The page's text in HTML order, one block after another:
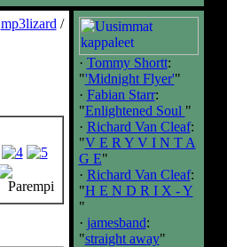
mp3lizard /
· Tommy Shortt:
"'Midnight Flyer'"
· Fabian Starr:
"Enlightened Soul "
· Richard Van Cleaf:
"V E R Y V I N T A
G E"
· Richard Van Cleaf:
"H E N D R I X - Y
"
· jamesband:
"straight away"